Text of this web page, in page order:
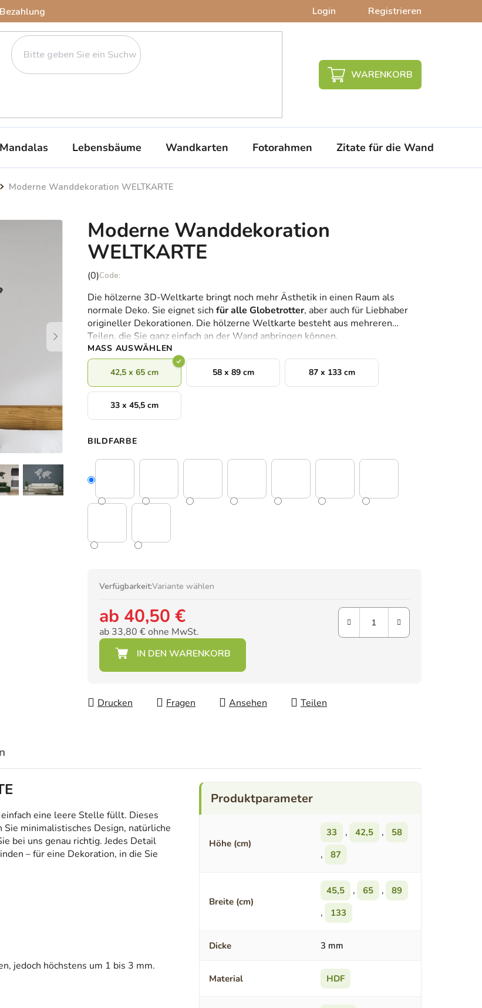
Login Registrieren
WARENKORB
Mandalas Lebensbäume Wandkarten Fotorahmen Zitate für die Wand
Moderne Wanddekoration WELTKARTE
Moderne Wanddekoration
WELTKARTE
Die
Produktbewertung
ist
0,0
von
5
Sternen.
(0)
Die hölzerne 3D-Weltkarte bringt noch mehr Ästhetik in einen Raum als
normale Deko. Sie eignet sich für alle Globetrotter, aber auch für Liebhaber
origineller Dekorationen. Die hölzerne Weltkarte besteht aus mehreren
Teilen, die Sie ganz einfach an der Wand anbringen können.
MASS AUSWÄHLEN
42,5 x 65 cm 58 x 89 cm 87 x 133 cm
33 x 45,5 cm
BILDFARBE
Verfügbarkeit:Variante wählen
ab 40,50 €
ab 33,80 €ohne MwSt.
Verkaufspreis:
Drucken Fragen Ansehen Teilen
eine leere Stelle füllt. Dieses
minimalistisches Design, natürliche
bei uns genau richtig. Jedes Detail
– für eine Dekoration, in die Sie
jedoch höchstens um 1 bis 3 mm.
Höhe (cm)
33 , 42,5 ,
58
,
87
Breite (cm)
45,5 , 65 ,
89
,
133
Dicke 3 mm
Material HDF